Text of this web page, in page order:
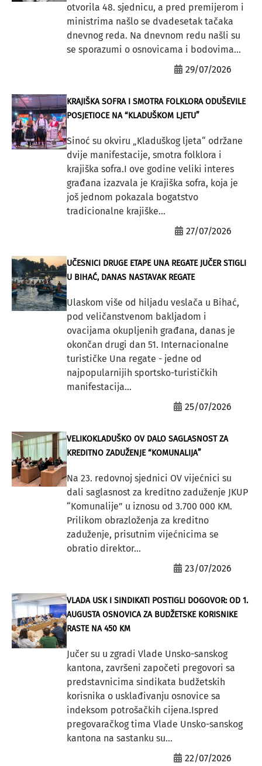
otvorila 48. sjednicu, a pred premijerom i
ministrima našlo se dvadesetak tačaka
dnevnog reda. Na dnevnom redu našli su
se sporazumi o osnovicama i bodovima...
29/07/2026
KRAJIŠKA SOFRA I SMOTRA FOLKLORA ODUŠEVILE
POSJETIOCE NA “KLADUŠKOM LJETU”
Sinoć su okviru „Kladuškog ljeta“ održane
dvije manifestacije, smotra folklora i
krajiška sofra.I ove godine veliki interes
građana izazvala je Krajiška sofra, koja je
još jednom pokazala bogatstvo
tradicionalne krajiške...
27/07/2026
UČESNICI DRUGE ETAPE UNA REGATE JUČER STIGLI
U BIHAĆ, DANAS NASTAVAK REGATE
Ulaskom više od hiljadu veslača u Bihać,
pod veličanstvenom bakljadom i
ovacijama okupljenih građana, danas je
okončan drugi dan 51. Internacionalne
turističke Una regate - jedne od
najpopularnijih sportsko-turističkih
manifestacija...
25/07/2026
VELIKOKLADUŠKO OV DALO SAGLASNOST ZA
KREDITNO ZADUŽENJE “KOMUNALIJA”
Na 23. redovnoj sjednici OV vijećnici su
dali saglasnost za kreditno zaduženje JKUP
“Komunalije” u iznosu od 3.700 000 KM.
Prilikom obrazloženja za kreditno
zaduženje, prisutnim vijećnicima se
obratio direktor...
23/07/2026
VLADA USK I SINDIKATI POSTIGLI DOGOVOR: OD 1.
AUGUSTA OSNOVICA ZA BUDŽETSKE KORISNIKE
RASTE NA 450 KM
Jučer su u zgradi Vlade Unsko-sanskog
kantona, završeni započeti pregovori sa
predstavnicima sindikata budžetskih
korisnika o usklađivanju osnovice sa
indeksom potrošačkih cijena.Ispred
pregovaračkog tima Vlade Unsko-sanskog
kantona na sastanku su...
22/07/2026